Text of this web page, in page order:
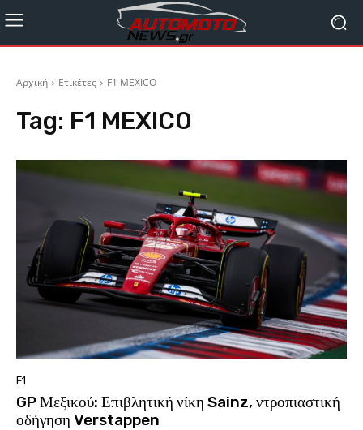
Αρχική Ετικέτες F1 MEXICO
Tag: F1 MEXICO
F1
GP Μεξικού: Επιβλητική νίκη Sainz, ντροπιαστική
οδήγηση Verstappen